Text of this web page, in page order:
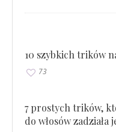
10 szybkich trików
73
7 prostych trików,
do włosów zadziała